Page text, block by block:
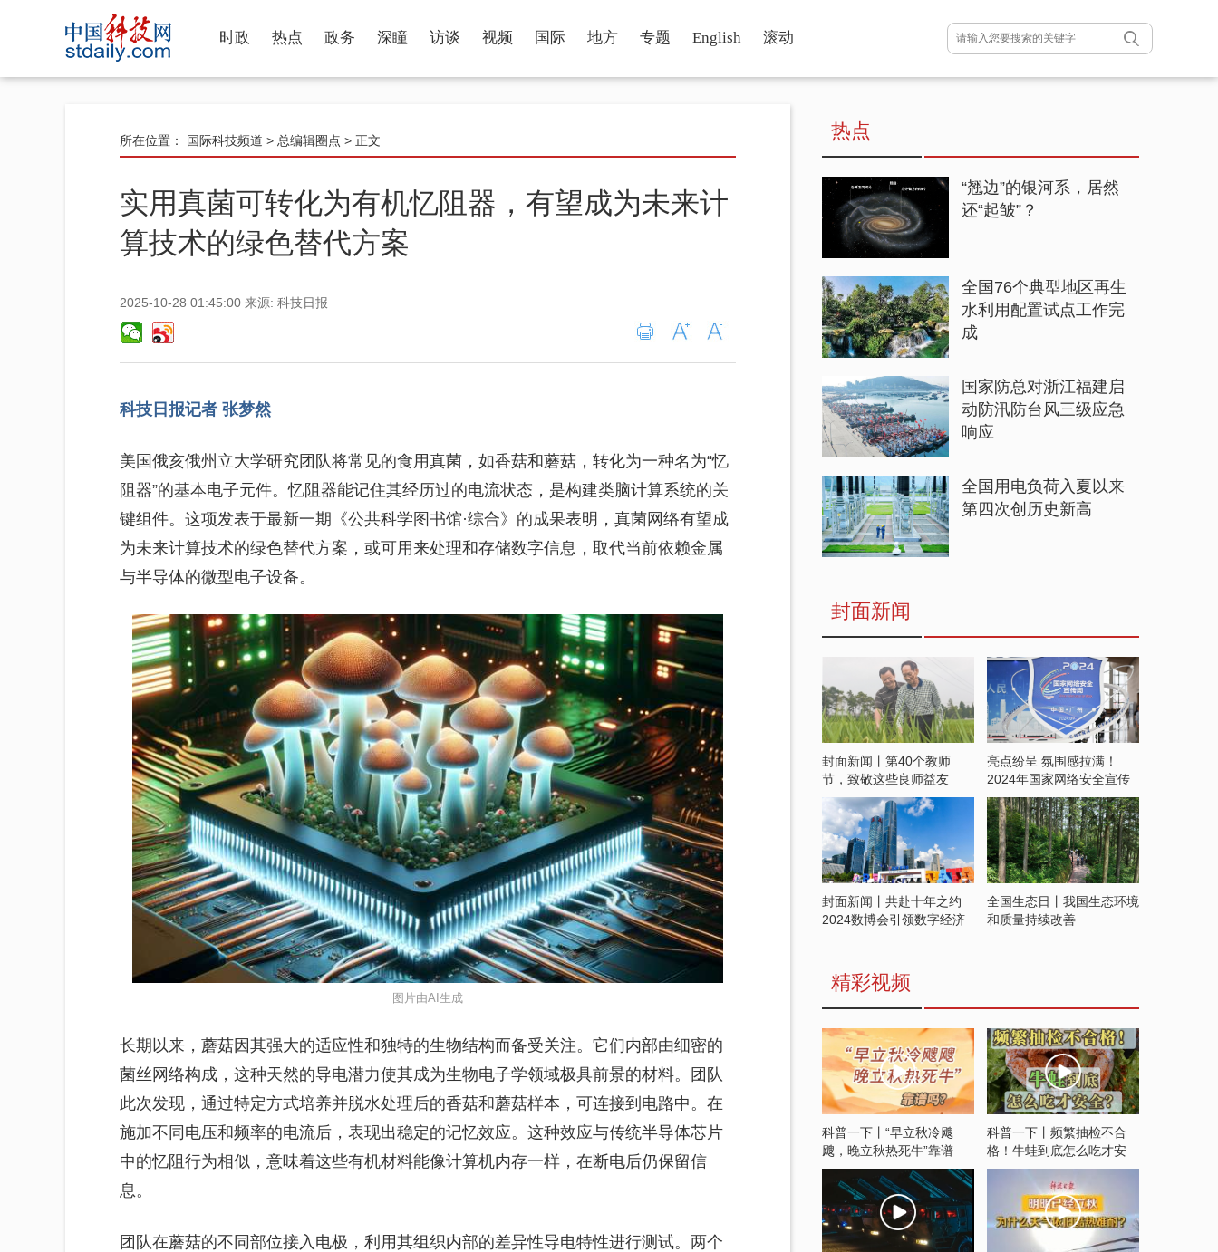
时政 热点 政务 深瞳 访谈 视频 国际 地方 专题 English 滚动
所在位置： 国际科技频道 > 总编辑圈点 > 正文
实用真菌可转化为有机忆阻器，有望成为未来计
算技术的绿色替代方案
2025-10-28 01:45:00 来源: 科技日报
科技日报记者 张梦然
美国俄亥俄州立大学研究团队将常见的食用真菌，如香菇和蘑菇，转化为一种名为“忆
阻器”的基本电子元件。忆阻器能记住其经历过的电流状态，是构建类脑计算系统的关
键组件。这项发表于最新一期《公共科学图书馆·综合》的成果表明，真菌网络有望成
为未来计算技术的绿色替代方案，或可用来处理和存储数字信息，取代当前依赖金属
与半导体的微型电子设备。
图片由AI生成
长期以来，蘑菇因其强大的适应性和独特的生物结构而备受关注。它们内部由细密的
菌丝网络构成，这种天然的导电潜力使其成为生物电子学领域极具前景的材料。团队
此次发现，通过特定方式培养并脱水处理后的香菇和蘑菇样本，可连接到电路中。在
施加不同电压和频率的电流后，表现出稳定的记忆效应。这种效应与传统半导体芯片
中的忆阻行为相似，意味着这些有机材料能像计算机内存一样，在断电后仍保留信
息。
团队在蘑菇的不同部位接入电极，利用其组织内部的差异性导电特性进行测试。两个
热点
“翘边”的银河系，居然
还“起皱”？
全国76个典型地区再生
水利用配置试点工作完
成
国家防总对浙江福建启
动防汛防台风三级应急
响应
全国用电负荷入夏以来
第四次创历史新高
封面新闻
封面新闻丨第40个教师
节，致敬这些良师益友
亮点纷呈 氛围感拉满！
2024年国家网络安全宣传
周开启
封面新闻丨共赴十年之约
2024数博会引领数字经济
全国生态日丨我国生态环境
和质量持续改善
精彩视频
科普一下丨“早立秋冷飕
飕，晚立秋热死牛”靠谱
吗？
科普一下丨频繁抽检不合
格！牛蛙到底怎么吃才安
全？